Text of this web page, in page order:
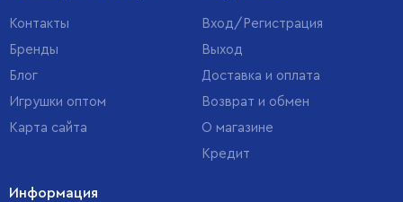
Контакты
Бренды
Блог
Игрушки оптом
Карта сайта
Вход/Регистрация
Выход
Доставка и оплата
Возврат и обмен
О магазине
Кредит
Информация